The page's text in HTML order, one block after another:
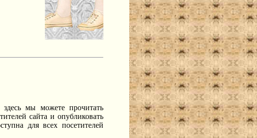
мы можете прочитать
сайта и опубликовать
для всех посетителей